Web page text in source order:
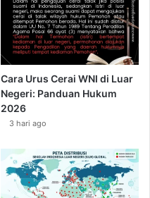
Cara Urus Cerai WNI di Luar
Negeri: Panduan Hukum
2026
3 hari ago